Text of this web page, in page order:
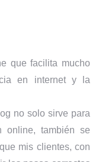
que facilita mucho
en internet y la
no solo sirve para
online, también se
mis clientes, con